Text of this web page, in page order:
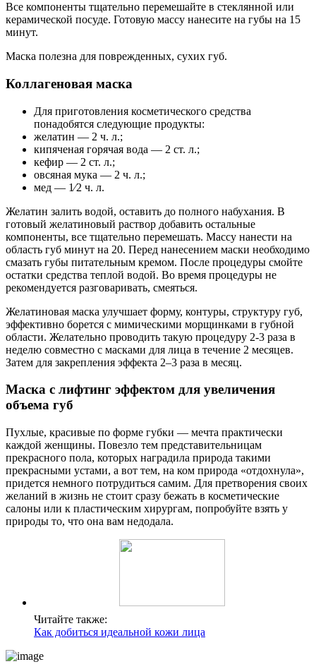
Все компоненты тщательно перемешайте в стеклянной или
керамической посуде. Готовую массу нанесите на губы на 15
минут.
Маска полезна для поврежденных, сухих губ.
Коллагеновая маска
Для приготовления косметического средства
понадобятся следующие продукты:
желатин — 2 ч. л.;
кипяченая горячая вода — 2 ст. л.;
кефир — 2 ст. л.;
овсяная мука — 2 ч. л.;
мед — 1⁄2 ч. л.
Желатин залить водой, оставить до полного набухания. В
готовый желатиновый раствор добавить остальные
компоненты, все тщательно перемешать. Массу нанести на
область губ минут на 20. Перед нанесением маски необходимо
смазать губы питательным кремом. После процедуры смойте
остатки средства теплой водой. Во время процедуры не
рекомендуется разговаривать, смеяться.
Желатиновая маска улучшает форму, контуры, структуру губ,
эффективно борется с мимическими морщинками в губной
области. Желательно проводить такую процедуру 2-3 раза в
неделю совместно с масками для лица в течение 2 месяцев.
Затем для закрепления эффекта 2–3 раза в месяц.
Маска с лифтинг эффектом для увеличения
объема губ
Пухлые, красивые по форме губки — мечта практически
каждой женщины. Повезло тем представительницам
прекрасного пола, которых наградила природа такими
прекрасными устами, а вот тем, на ком природа «отдохнула»,
придется немного потрудиться самим. Для претворения своих
желаний в жизнь не стоит сразу бежать в косметические
салоны или к пластическим хирургам, попробуйте взять у
природы то, что она вам недодала.
Читайте также:
Как добиться идеальной кожи лица